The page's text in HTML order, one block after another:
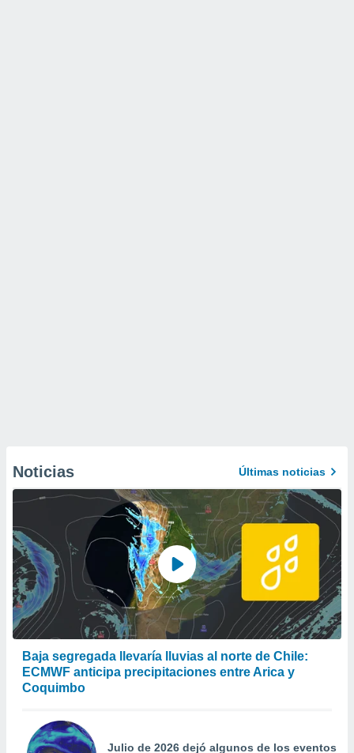
Noticias Últimas noticias
Baja segregada llevaría lluvias al norte de Chile:
ECMWF anticipa precipitaciones entre Arica y
Coquimbo
Julio de 2026 dejó algunos de los eventos